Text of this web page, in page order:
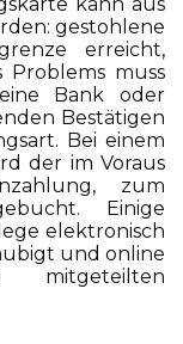
gestohlene
erreicht,
Problems muss
Bank oder
Bestätigen
Bei einem
der im Voraus
zum
Einige
elektronisch
und online